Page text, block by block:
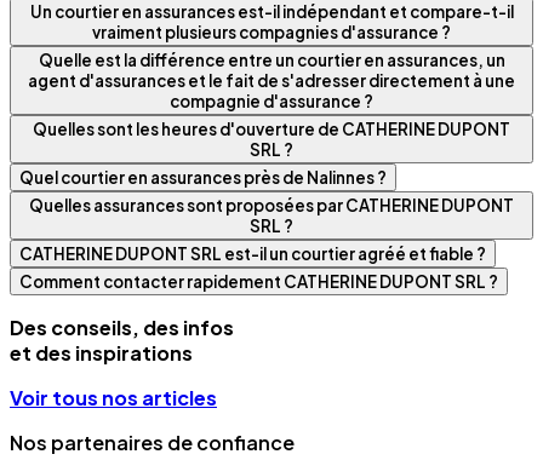
Un courtier en assurances est-il indépendant et compare-t-il
vraiment plusieurs compagnies d'assurance ?
Quelle est la différence entre un courtier en assurances, un
agent d'assurances et le fait de s'adresser directement à une
compagnie d'assurance ?
Quelles sont les heures d'ouverture de CATHERINE DUPONT
SRL ?
Quel courtier en assurances près de Nalinnes ?
Quelles assurances sont proposées par CATHERINE DUPONT
SRL ?
CATHERINE DUPONT SRL est-il un courtier agréé et fiable ?
Comment contacter rapidement CATHERINE DUPONT SRL ?
Des conseils, des infos
et des inspirations
Voir tous nos articles
Nos partenaires de confiance